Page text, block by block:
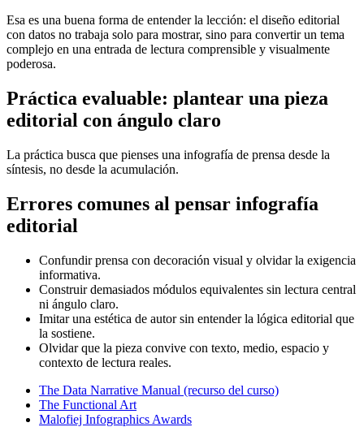
Esa es una buena forma de entender la lección: el diseño editorial
con datos no trabaja solo para mostrar, sino para convertir un tema
complejo en una entrada de lectura comprensible y visualmente
poderosa.
Práctica evaluable: plantear una pieza
editorial con ángulo claro
La práctica busca que pienses una infografía de prensa desde la
síntesis, no desde la acumulación.
Errores comunes al pensar infografía
editorial
Confundir prensa con decoración visual y olvidar la exigencia
informativa.
Construir demasiados módulos equivalentes sin lectura central
ni ángulo claro.
Imitar una estética de autor sin entender la lógica editorial que
la sostiene.
Olvidar que la pieza convive con texto, medio, espacio y
contexto de lectura reales.
The Data Narrative Manual (recurso del curso)
The Functional Art
Malofiej Infographics Awards